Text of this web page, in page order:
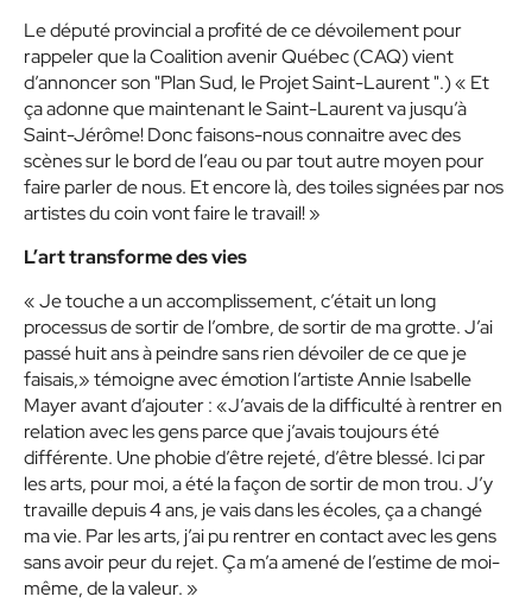
Le député provincial a profité de ce dévoilement pour
rappeler que la Coalition avenir Québec (CAQ) vient
d’annoncer son "Plan Sud, le Projet Saint-Laurent ".) « Et
ça adonne que maintenant le Saint-Laurent va jusqu’à
Saint-Jérôme! Donc faisons-nous connaitre avec des
scènes sur le bord de l’eau ou par tout autre moyen pour
faire parler de nous. Et encore là, des toiles signées par nos
artistes du coin vont faire le travail! »
L’art transforme des vies
« Je touche a un accomplissement, c’était un long
processus de sortir de l’ombre, de sortir de ma grotte. J’ai
passé huit ans à peindre sans rien dévoiler de ce que je
faisais,» témoigne avec émotion l’artiste Annie Isabelle
Mayer avant d’ajouter : «J’avais de la difficulté à rentrer en
relation avec les gens parce que j’avais toujours été
différente. Une phobie d’être rejeté, d’être blessé. Ici par
les arts, pour moi, a été la façon de sortir de mon trou. J’y
travaille depuis 4 ans, je vais dans les écoles, ça a changé
ma vie. Par les arts, j’ai pu rentrer en contact avec les gens
sans avoir peur du rejet. Ça m’a amené de l’estime de moi-
même, de la valeur. »